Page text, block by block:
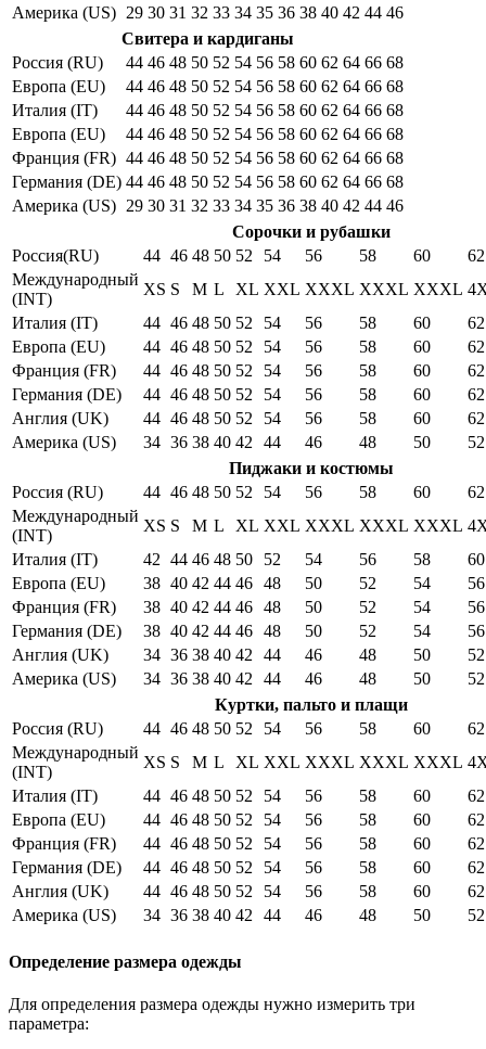
Америка (US) 29 30 31 32 33 34 35 36 38 40 42 44 46
Свитера и кардиганы
Россия (RU)
44 46 48 50 52 54 56 58 60 62 64 66 68
Европа (EU)
44 46 48 50 52 54 56 58 60 62 64 66 68
Италия (IT)
44 46 48 50 52 54 56 58 60 62 64 66 68
Европа (EU)
44 46 48 50 52 54 56 58 60 62 64 66 68
Франция (FR) 44 46 48 50 52 54 56 58 60 62 64 66 68
Германия (DE) 44 46 48 50 52 54 56 58 60 62 64 66 68
Америка (US) 29 30 31 32 33 34 35 36 38 40 42 44 46
Сорочки и рубашки
Россия(RU)
44 46 48 50 52 54 56 58 60
62
Международный
(INT)
XS S M L XL XXL XXXL XXXL XXXL
Италия (IT)
44 46 48 50 52 54 56 58 60
62
Европа (EU)
44 46 48 50 52 54 56 58 60
62
Франция (FR)
44 46 48 50 52 54 56 58 60
62
Германия (DE)
44 46 48 50 52 54 56 58 60
62
Англия (UK)
44 46 48 50 52 54 56 58 60
62
Америка (US)
34 36 38 40 42 44 46 48 50
52
Пиджаки и костюмы
Россия (RU)
44 46 48 50 52 54 56 58 60
62
Международный
(INT)
XS S M L XL XXL XXXL XXXL XXXL
Италия (IT)
42 44 46 48 50 52 54 56 58
60
Европа (EU)
38 40 42 44 46 48 50 52 54
56
Франция (FR)
38 40 42 44 46 48 50 52 54
56
Германия (DE)
38 40 42 44 46 48 50 52 54
56
Англия (UK)
34 36 38 40 42 44 46 48 50
52
Америка (US)
34 36 38 40 42 44 46 48 50
52
Куртки, пальто и плащи
Россия (RU)
44 46 48 50 52 54 56 58 60
62
Международный
(INT)
XS S M L XL XXL XXXL XXXL XXXL
Италия (IT)
44 46 48 50 52 54 56 58 60
62
Европа (EU)
44 46 48 50 52 54 56 58 60
62
Франция (FR)
44 46 48 50 52 54 56 58 60
62
Германия (DE)
44 46 48 50 52 54 56 58 60
62
Англия (UK)
44 46 48 50 52 54 56 58 60
62
Америка (US)
34 36 38 40 42 44 46 48 50 52
Определение размера одежды
Для определения размера одежды нужно измерить три
параметра: